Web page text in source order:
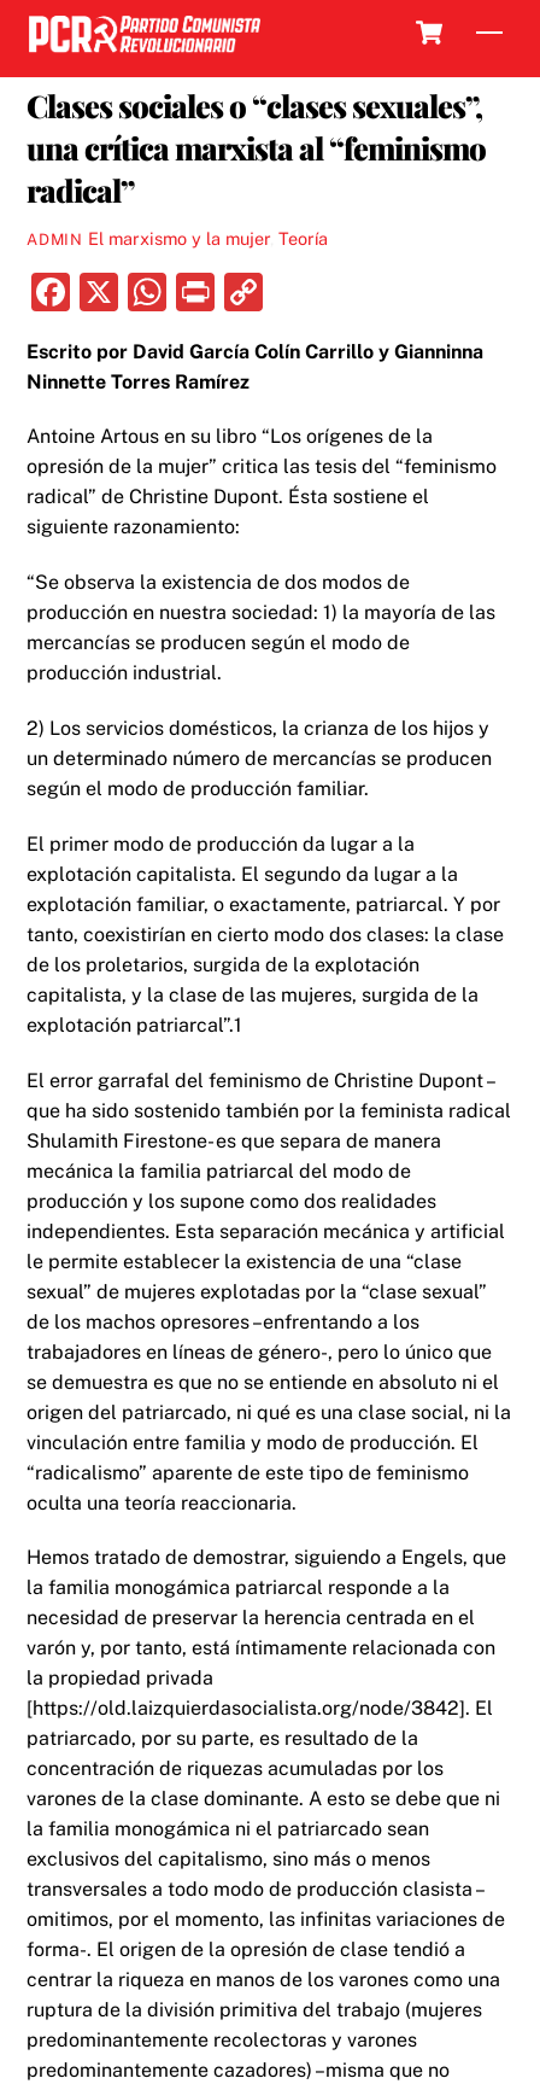
Skip
content
Clases sociales o “clases sexuales”,
una crítica marxista al “feminismo
radical”
ADMIN El marxismo y la mujer, Teoría
F
c
b
o
o
X
W
at
A
p
p
P
nt p
Li
n
Escrito por David García Colín Carrillo y Gianninna
Ninnette Torres Ramírez
Antoine Artous en su libro “Los orígenes de la
opresión de la mujer” critica las tesis del “feminismo
radical” de Christine Dupont. Ésta sostiene el
siguiente razonamiento:
“Se observa la existencia de dos modos de
producción en nuestra sociedad: 1) la mayoría de las
mercancías se producen según el modo de
producción industrial.
2) Los servicios domésticos, la crianza de los hijos y
un determinado número de mercancías se producen
según el modo de producción familiar.
El primer modo de producción da lugar a la
explotación capitalista. El segundo da lugar a la
explotación familiar, o exactamente, patriarcal. Y por
tanto, coexistirían en cierto modo dos clases: la clase
de los proletarios, surgida de la explotación
capitalista, y la clase de las mujeres, surgida de la
explotación patriarcal”.1
El error garrafal del feminismo de Christine Dupont –
que ha sido sostenido también por la feminista radical
Shulamith Firestone- es que separa de manera
mecánica la familia patriarcal del modo de
producción y los supone como dos realidades
independientes. Esta separación mecánica y artificial
le permite establecer la existencia de una “clase
sexual” de mujeres explotadas por la “clase sexual”
de los machos opresores –enfrentando a los
trabajadores en líneas de género-, pero lo único que
se demuestra es que no se entiende en absoluto ni el
origen del patriarcado, ni qué es una clase social, ni la
vinculación entre familia y modo de producción. El
“radicalismo” aparente de este tipo de feminismo
oculta una teoría reaccionaria.
Hemos tratado de demostrar, siguiendo a Engels, que
la familia monogámica patriarcal responde a la
necesidad de preservar la herencia centrada en el
varón y, por tanto, está íntimamente relacionada con
la propiedad privada
[https://old.laizquierdasocialista.org/node/3842]. El
patriarcado, por su parte, es resultado de la
concentración de riquezas acumuladas por los
varones de la clase dominante. A esto se debe que ni
la familia monogámica ni el patriarcado sean
exclusivos del capitalismo, sino más o menos
transversales a todo modo de producción clasista –
omitimos, por el momento, las infinitas variaciones de
forma-. El origen de la opresión de clase tendió a
centrar la riqueza en manos de los varones como una
ruptura de la división primitiva del trabajo (mujeres
predominantemente recolectoras y varones
predominantemente cazadores) –misma que no